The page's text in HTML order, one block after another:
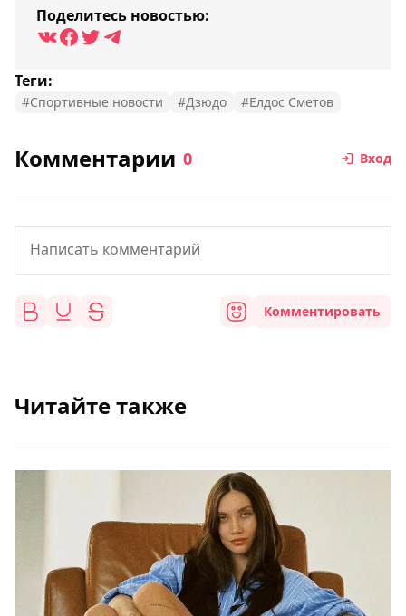
Поделитесь новостью:
Теги:
#Спортивные новости #Дзюдо #Елдос Сметов
Комментарии 0 Вход
Комментировать
Читайте также